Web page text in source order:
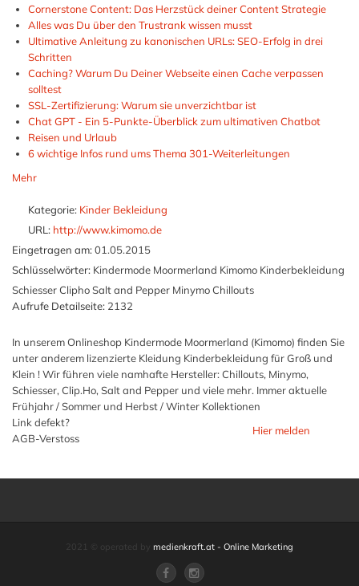
Cornerstone Content: Das Herzstück deiner Content Strategie
Alles was Du über den Trustrank wissen musst
Ultimative Anleitung zu kanonischen URLs: SEO-Erfolg in drei
Schritten
Caching? Warum Du Deiner Webseite einen Cache verpassen
solltest
SSL-Zertifizierung: Warum sie unverzichtbar ist
Chat GPT - Ein 5-Punkte-Überblick zum ultimativen Chatbot
Reisen und Urlaub
6 wichtige Infos rund ums Thema 301-Weiterleitungen
Mehr
Kategorie: Kinder Bekleidung
URL: http://www.kimomo.de
Eingetragen am: 01.05.2015
Schlüsselwörter: Kindermode Moormerland Kimomo Kinderbekleidung
Schiesser Clipho Salt and Pepper Minymo Chillouts
Aufrufe Detailseite: 2132
In unserem Onlineshop Kindermode Moormerland (Kimomo) finden Sie
unter anderem lizenzierte Kleidung Kinderbekleidung für Groß und
Klein ! Wir führen viele namhafte Hersteller: Chillouts, Minymo,
Schiesser, Clip.Ho, Salt and Pepper und viele mehr. Immer aktuelle
Frühjahr / Sommer und Herbst / Winter Kollektionen
Link defekt?
AGB-Verstoss
Hier melden
2021 © operated by medienkraft.at - Online Marketing